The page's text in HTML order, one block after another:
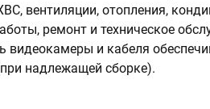
вентиляции, отопления,
ремонт и техническое
видеокамеры и кабеля
надлежащей сборке).